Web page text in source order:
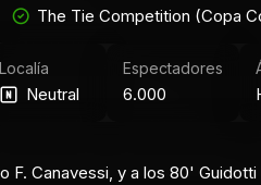
The Tie Competition (Copa
Localía
Neutral
Espectadores
6.000
F. Canavessi, y a los 80'